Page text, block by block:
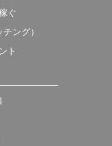
ぐ
ング）
ト